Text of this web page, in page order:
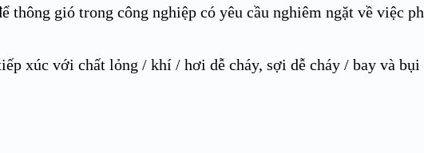
thông gió trong công nghiệp có yêu cầu nghiêm ngặt về việc
xúc với chất lỏng / khí / hơi dễ cháy, sợi dễ cháy / bay và bụi